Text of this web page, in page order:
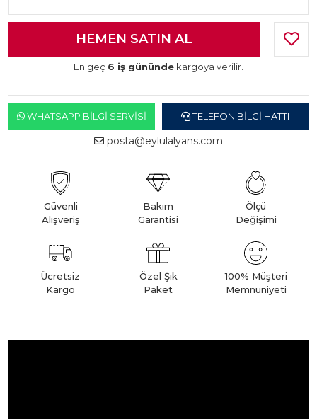
En geç 6 iş gününde kargoya verilir.
WHATSAPP BILGI SERVISI TELEFON BILGI HATTI
posta@eylulalyans.com
Güvenli
Alışveriş
Bakım
Garantisi
Ölçü
Değişimi
Ücretsiz
Kargo
Özel Şık
Paket
100% Müşteri
Memnuniyeti